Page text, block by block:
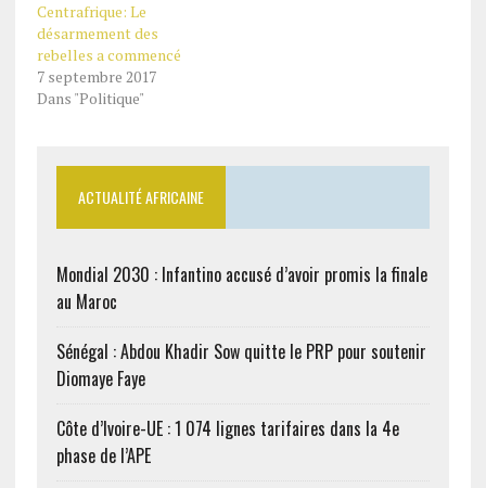
Centrafrique: Le
désarmement des
rebelles a commencé
7 septembre 2017
Dans "Politique"
ACTUALITÉ AFRICAINE
Mondial 2030 : Infantino accusé d’avoir promis la finale
au Maroc
Sénégal : Abdou Khadir Sow quitte le PRP pour soutenir
Diomaye Faye
Côte d’Ivoire-UE : 1 074 lignes tarifaires dans la 4e
phase de l’APE